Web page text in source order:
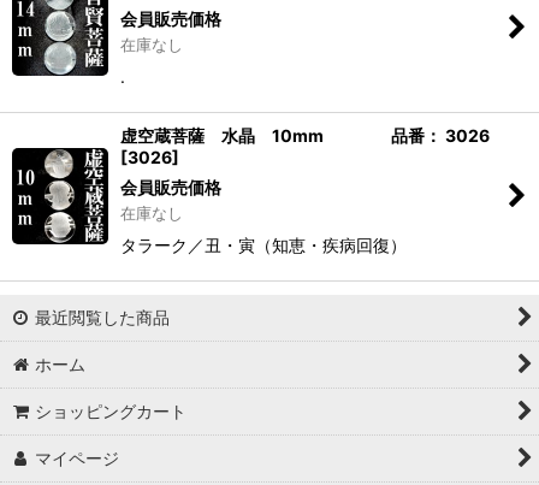
会員販売価格
在庫なし
.
虚空蔵菩薩 水晶 10mm 品番： 3026
[3026]
会員販売価格
在庫なし
タラーク／丑・寅（知恵・疾病回復）
最近閲覧した商品
ホーム
ショッピングカート
マイページ